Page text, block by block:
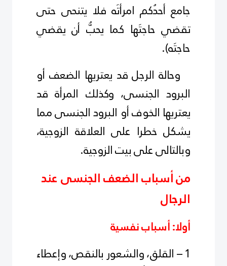
جامع أحدُكم امرأتَه فلا يتنحى حتى
تقضي حاجتَها كما يحبُّ أن يقضي
حاجتَه).
وحالة الرجل قد يعتريها الضعف أو
البرود الجنسى، وكذلك المرأة قد
يعتريها الخوف أو البرود الجنسى مما
يشكل خطرا على العلاقة الزوجية،
وبالتالى على بيت الزوجية.
من أسباب الضعف الجنسى عند
الرجال
أولا: أسباب نفسية
1 – القلق، والشعور بالنقص، وإعطاء